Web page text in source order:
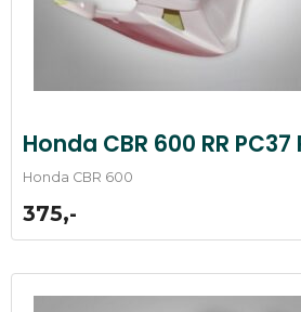
Honda CBR 600 RR
Honda CBR 600
375,-